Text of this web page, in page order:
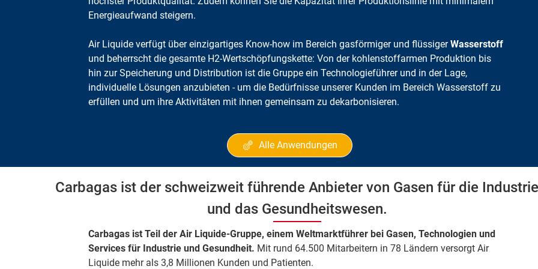
Energieaufwand steigern.
Air Liquide verfügt über einzigartiges Know-how im Bereich gasförmiger und flüssigerWasserstoff
und beherrscht die gesamte H2-Wertschöpfungskette: Von der kohlenstoffarmen Produktion bis
hin zur Speicherung und Distribution ist die Gruppe ein Technologieführer und in der Lage,
individuelle Lösungen anzubieten - um die Bedürfnisse unserer Kunden im Bereich Wasserstoff zu
erfüllen und um ihre Aktivitäten mit ihnen gemeinsam zu dekarbonisieren.
Alle Anwendungen
Carbagas ist der schweizweit führende Anbieter von Gasen für die Industrie
und das Gesundheitswesen.
Carbagas ist Teil der Air Liquide-Gruppe, einem Weltmarktführer bei Gasen, Technologien und
Services für Industrie und Gesundheit. Mit rund 64.500 Mitarbeitern in 78 Ländern versorgt Air
Liquide mehr als 3,8 Millionen Kunden und Patienten.